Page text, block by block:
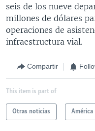
seis de los nueve
millones de dólares
operaciones de
infraestructura vial.
Compartir
This item is part of
Otras noticias América